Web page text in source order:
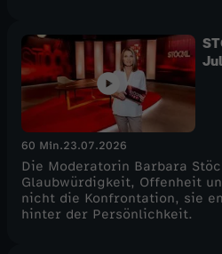
60 Min.23.07.2026
Die Moderatorin Barbara
Glaubwürdigkeit, Offenheit
nicht die Konfrontation, sie
hinter der Persönlichkeit.